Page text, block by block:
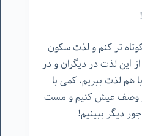
تر کنم و لذت سکون
از این لذت در دیگران و در
هم لذت ببریم. کمی با
و وصف عیش کنیم و مست
دیگر ببینیم!